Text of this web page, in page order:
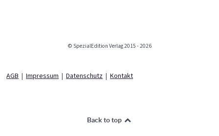
© SpezialEdition Verlag 2015 - 2026
AGB|Impressum|Datenschutz|Kontakt
Back to top